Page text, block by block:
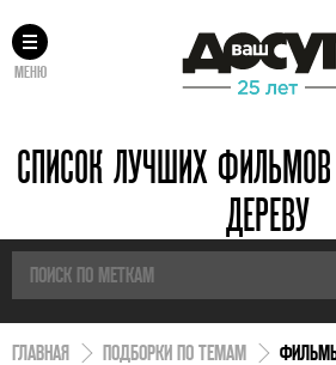
МЕНЮ
СПИСОК ЛУЧШИХ
ДЕРЕВУ
ГЛАВНАЯ ПОДБОРКИ ПО ТЕМАМ ФИЛЬМЫ